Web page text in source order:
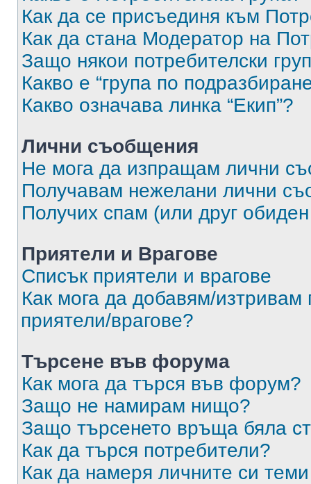
Как да се присъединя към
Как да стана Модератор на
Защо някои потребителски
Какво е “група по
Какво означава линка “Екип”?
Лични съобщения
Не мога да изпращам лични
Получавам нежелани лични
Получих спам (или друг
Приятели и Врагове
Списък приятели и врагове
Как мога да добавям/изтривам
приятели/врагове?
Търсене във форума
Как мога да търся във форум?
Защо не намирам нищо?
Защо търсенето връща бяла
Как да търся потребители?
Как да намеря личните си